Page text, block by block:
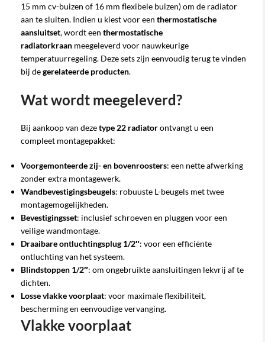
15 mm cv-buizen of 16 mm flexibele buizen) om de radiator
aan te sluiten. Indien u kiest voor een thermostatische
aansluitset, wordt een thermostatische
radiatorkraan meegeleverd voor nauwkeurige
temperatuurregeling. Deze sets zijn eenvoudig terug te vinden
bij degerelateerde producten.
Wat wordt meegeleverd?
Bij aankoop van dezetype 22 radiatorontvangt u een
compleet montagepakket:
Voorgemonteerde zij- en bovenroosters: een nette afwerking
zonder extra montagewerk.
Wandbevestigingsbeugels: robuuste L-beugels met twee
montagemogelijkheden.
Bevestigingsset: inclusief schroeven en pluggen voor een
veilige wandmontage.
Draaibare ontluchtingsplug 1/2″: voor een efficiënte
ontluchting van het systeem.
Blindstoppen 1/2″: om ongebruikte aansluitingen lekvrij af te
dichten.
Losse vlakke voorplaat: voor maximale flexibiliteit,
bescherming en eenvoudige vervanging.
Vlakke voorplaat